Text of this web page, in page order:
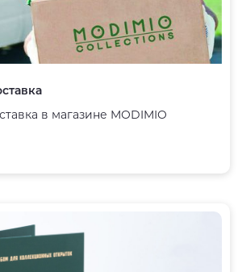
в магазине MODIMIO